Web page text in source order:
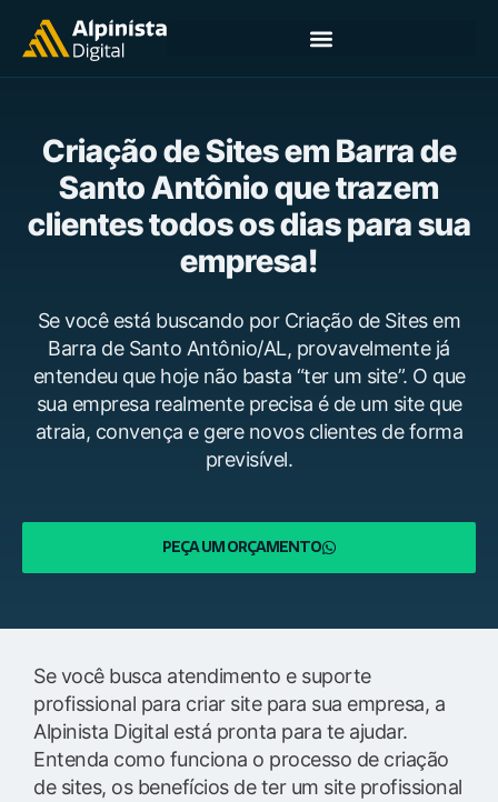
Criação de Sites em Barra de
Santo Antônio que trazem
clientes todos os dias para sua
empresa!
Se você está buscando por Criação de Sites em
Barra de Santo Antônio/AL, provavelmente já
entendeu que hoje não basta “ter um site”. O que
sua empresa realmente precisa é de um site que
atraia, convença e gere novos clientes de forma
previsível.
PEÇA UM ORÇAMENTO
Se você busca atendimento e suporte
profissional para criar site para sua empresa, a
Alpinista Digital está pronta para te ajudar.
Entenda como funciona o processo de criação
de sites, os benefícios de ter um site profissional